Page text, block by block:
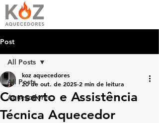
Post
All Posts
Aquecedores
All Posts
Conserto e Assistência
Técnica Aquecedor
koz aquecedores
20 de out. de 2025 2 min de leitura